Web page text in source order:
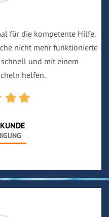
für die kompetente Hilfe.
nicht mehr funktionierte
und mit einem
helfen.